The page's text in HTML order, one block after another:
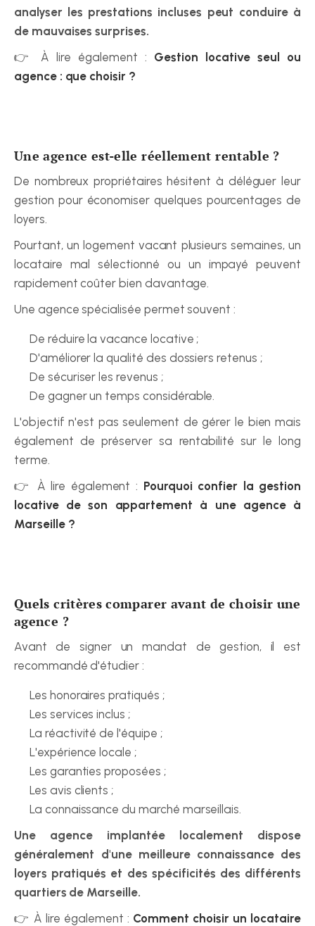
analyser les prestations incluses peut conduire à
de mauvaises surprises.
👉 À lire également : Gestion locative seul ou
agence : que choisir ?
Une agence est-elle réellement rentable ?
De nombreux propriétaires hésitent à déléguer leur
gestion pour économiser quelques pourcentages de
loyers.
Pourtant, un logement vacant plusieurs semaines, un
locataire mal sélectionné ou un impayé peuvent
rapidement coûter bien davantage.
Une agence spécialisée permet souvent :
De réduire la vacance locative ;
D'améliorer la qualité des dossiers retenus ;
De sécuriser les revenus ;
De gagner un temps considérable.
L'objectif n'est pas seulement de gérer le bien mais
également de préserver sa rentabilité sur le long
terme.
👉 À lire également : Pourquoi confier la gestion
locative de son appartement à une agence à
Marseille ?
Quels critères comparer avant de choisir une
agence ?
Avant de signer un mandat de gestion, il est
recommandé d'étudier :
Les honoraires pratiqués ;
Les services inclus ;
La réactivité de l'équipe ;
L'expérience locale ;
Les garanties proposées ;
Les avis clients ;
La connaissance du marché marseillais.
Une agence implantée localement dispose
généralement d'une meilleure connaissance des
loyers pratiqués et des spécificités des différents
quartiers de Marseille.
👉 À lire également : Comment choisir un locataire